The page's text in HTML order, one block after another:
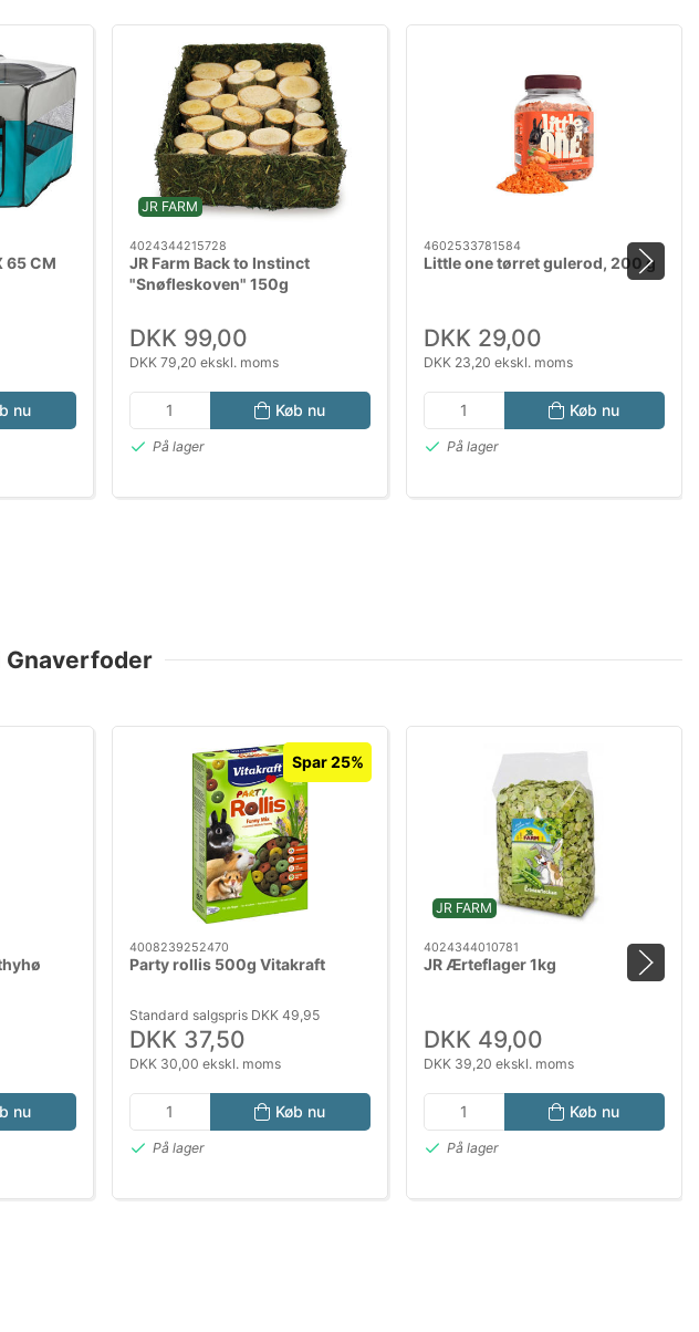
65 CM
nu
JR FARM
4024344215728
JR Farm Back to Instinct
"Snøfleskoven" 150g
DKK 99,00
DKK 79,20 ekskl. moms
Køb nu
På lager
4602533781584
Little one tørret gulerod, 200 g
DKK 29,00
DKK 23,20 ekskl. moms
Køb nu
På lager
nu
Spar 25%
4008239252470
Party rollis 500g Vitakraft
Standard salgspris DKK 49,95
DKK 37,50
DKK 30,00 ekskl. moms
Køb nu
På lager
JR FARM
4024344010781
JR Ærteflager 1kg
DKK 49,00
DKK 39,20 ekskl. moms
Køb nu
På lager